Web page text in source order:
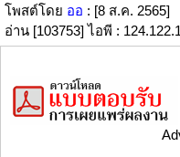
โพสต์โดย ออ : [8 ส.ค. 2565]
อ่าน [103753] ไอพี :